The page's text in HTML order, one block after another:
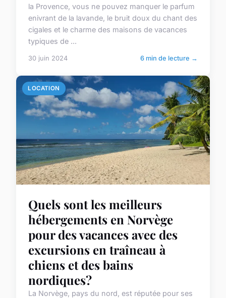
la Provence, vous ne pouvez manquer le parfum
enivrant de la lavande, le bruit doux du chant des
cigales et le charme des maisons de vacances
typiques de ...
30 juin 2024 6 min de lecture →
LOCATION
Quels sont les meilleurs
hébergements en Norvège
pour des vacances avec des
excursions en traîneau à
chiens et des bains
nordiques?
La Norvège, pays du nord, est réputée pour ses